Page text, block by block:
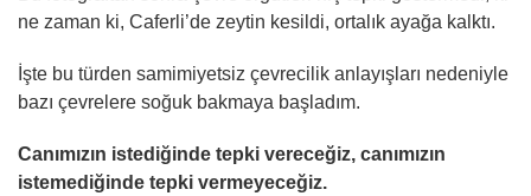
ne zaman ki, Caferli’de zeytin kesildi, ortalık ayağa kalktı.
İşte bu türden samimiyetsiz çevrecilik anlayışları nedeniyle
bazı çevrelere soğuk bakmaya başladım.
Canımızın istediğinde tepki vereceğiz, canımızın
istemediğinde tepki vermeyeceğiz.